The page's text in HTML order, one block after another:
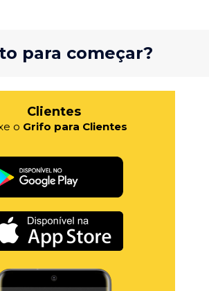
para começar?
Clientes
o Grifo para Clientes